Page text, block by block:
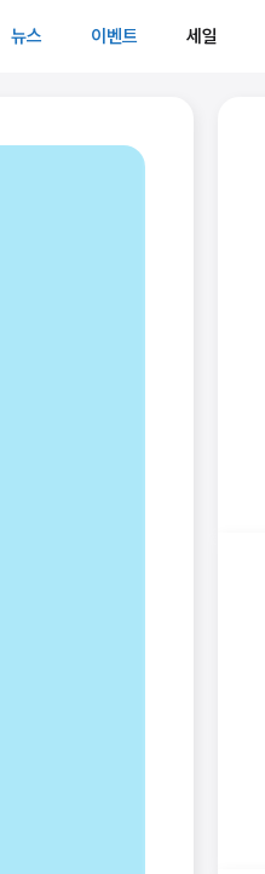
뉴스 이벤트 세일